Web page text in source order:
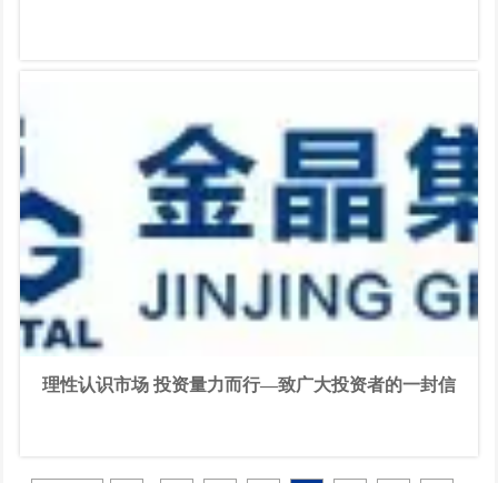
理性认识市场 投资量力而行—致广大投资者的一封信